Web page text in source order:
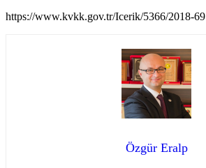
https://www.kvkk.gov.tr/Icerik/5366/2018-69
Özgür Eralp